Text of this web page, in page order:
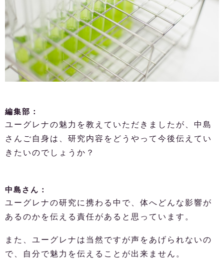
編集部：
ユーグレナの魅力を教えていただきましたが、中島
さんご自身は、研究内容をどうやって今後伝えてい
きたいのでしょうか？
中島さん：
ユーグレナの研究に携わる中で、体へどんな影響が
あるのかを伝える責任があると思っています。
また、ユーグレナは当然ですが声をあげられないの
で、自分で魅力を伝えることが出来ません。